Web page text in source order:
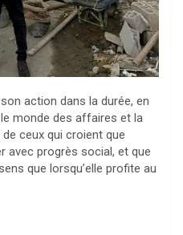
action dans la durée, en
monde des affaires et la
ceux qui croient que
avec progrès social, et que
que lorsqu’elle profite au